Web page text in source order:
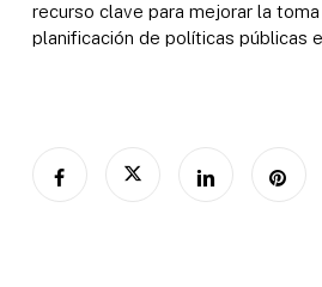
recurso clave para mejorar la
planificación de políticas públicas